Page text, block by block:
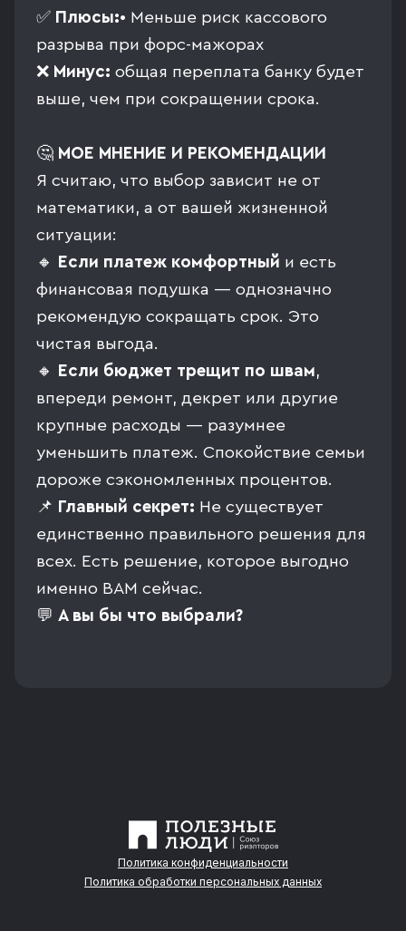
✅ Плюсы:• Меньше риск кассового
разрыва при форс-мажорах
❌ Минус: общая переплата банку будет
выше, чем при сокращении срока.
🤔 МОЕ МНЕНИЕ И РЕКОМЕНДАЦИИ
Я считаю, что выбор зависит не от
математики, а от вашей жизненной
ситуации:
🔸
Если платеж комфортный и есть
финансовая подушка — однозначно
рекомендую сокращать срок. Это
чистая выгода.
🔸
Если бюджет трещит по швам,
впереди ремонт, декрет или другие
крупные расходы — разумнее
уменьшить платеж. Спокойствие семьи
дороже сэкономленных процентов.
📌 Главный секрет: Не существует
единственно правильного решения для
всех. Есть решение, которое выгодно
именно ВАМ сейчас.
💬 А вы бы что выбрали?
Политика конфиденциальности
Политика обработки персональных данных